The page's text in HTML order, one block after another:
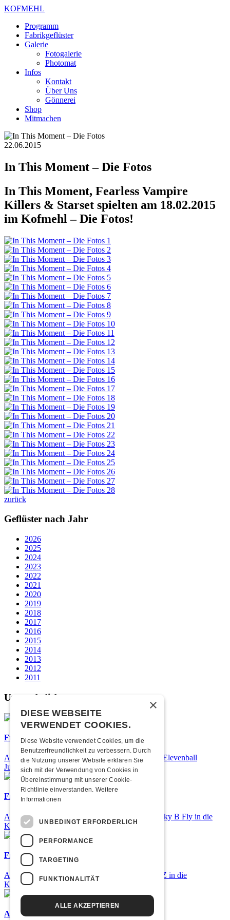
KOFMEHL
Programm
Fabrikgeflüster
Galerie
Fotogalerie
Photomat
Infos
Kontakt
Über Uns
Gönnerei
Shop
Mitmachen
22.06.2015
In This Moment – Die Fotos
In This Moment, Fearless Vampire
Killers & Starset spielten am 18.02.2015
im Kofmehl – Die Fotos!
zurück
Geflüster nach Jahr
2026
2025
2024
2023
2022
2021
2020
2019
2018
2017
2016
2015
2014
2013
2012
2011
Unsere beliebtesten
Frisch bestätigt: 25 Jahre Elevenball
Am Samstag, 26. September 2026 findet das 25. Elevenball
Jubiläum statt
Frisch bestätigt: Nicky B Fly
Am Donnerstag, 05. November 2026 kommt Nicky B Fly in die
Kulturfabrik Kofmehl!
Frisch bestätigt: GZUZ
Am Donnerstag, 29. Oktober 2026 kommt GZUZ in die
Kulturfabrik Kofmehl!
Airbourne - Special Summer Show
×
DIESE WEBSEITE
VERWENDET COOKIES.
Diese Website verwendet Cookies, um die
Benutzerfreundlichkeit zu verbessern. Durch
die Nutzung unserer Website erklären Sie
sich mit der Verwendung von Cookies in
Übereinstimmung mit unserer Cookie-
Richtlinie einverstanden. Weitere
Informationen
UNBEDINGT ERFORDERLICH
PERFORMANCE
TARGETING
FUNKTIONALITÄT
ALLE AKZEPTIEREN